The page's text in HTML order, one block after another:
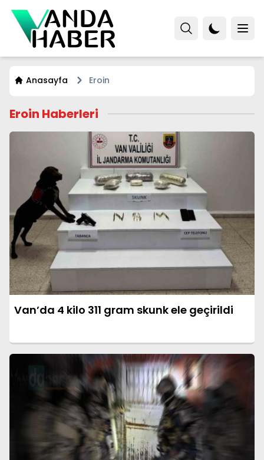
Anasayfa Eroin
Eroin Haberleri
Van’da 4 kilo 311 gram skunk ele geçirildi